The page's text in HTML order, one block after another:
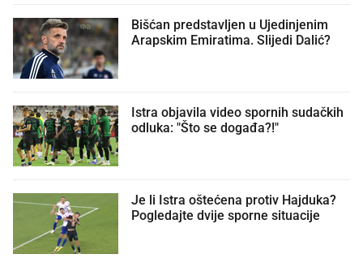
Bišćan predstavljen u Ujedinjenim
Arapskim Emiratima. Slijedi Dalić?
Istra objavila video spornih sudačkih
odluka: "Što se događa?!"
Je li Istra oštećena protiv Hajduka?
Pogledajte dvije sporne situacije